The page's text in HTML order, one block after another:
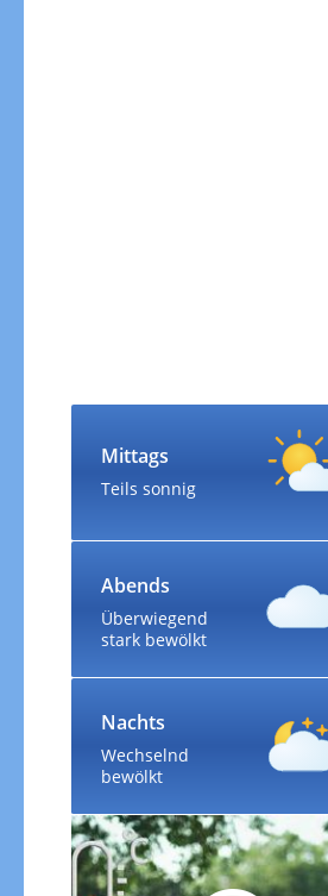
Mittags
Teils sonnig
Abends
Überwiegend
stark bewölkt
Nachts
Wechselnd
bewölkt